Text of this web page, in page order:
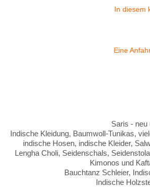
In diesem
Eine
Saris -
Indische Kleidung, Baumwoll-Tunikas,
indische Hosen, indische Kleider,
Lengha Choli, Seidenschals,
Kimonos und
Bauchtanz Schleier,
Indische